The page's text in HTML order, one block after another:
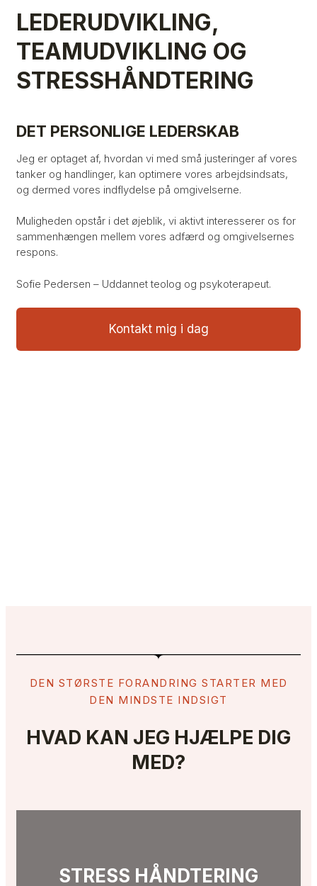
LEDERUDVIKLING,
TEAMUDVIKLING OG
STRESSHÅNDTERING
DET PERSONLIGE LEDERSKAB
Jeg er optaget af, hvordan vi med små justeringer af vores
tanker og handlinger, kan optimere vores arbejdsindsats,
og dermed vores indflydelse på omgivelserne.
Muligheden opstår i det øjeblik, vi aktivt interesserer os for
sammenhængen mellem vores adfærd og omgivelsernes
respons.
Sofie Pedersen – Uddannet teolog og psykoterapeut.
Kontakt mig i dag
DEN STØRSTE FORANDRING STARTER MED
DEN MINDSTE INDSIGT
HVAD KAN JEG HJÆLPE DIG
MED?
STRESS HÅNDTERING